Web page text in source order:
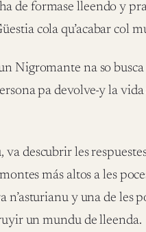
de formase lleendo y
cola qu’acabar col
Nigromante na so
pa devolve-y la
descubrir les
más altos a les
n’asturianu y una de les
un mundu de lleenda.